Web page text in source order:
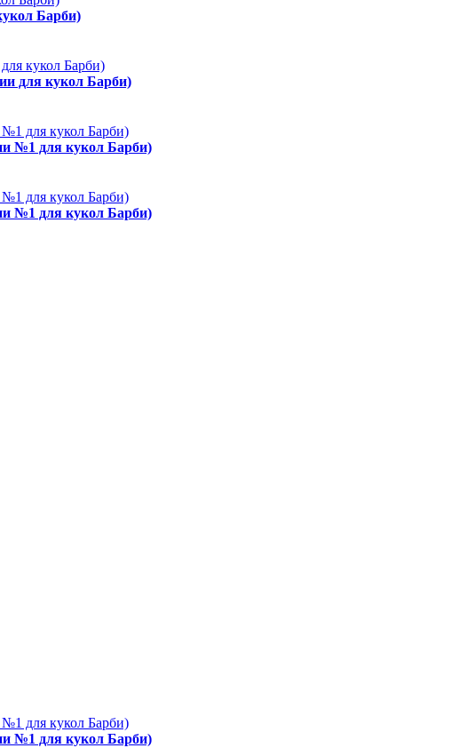
Барби)
для кукол Барби)
№1 для кукол Барби)
№1 для кукол Барби)
№1 для кукол Барби)